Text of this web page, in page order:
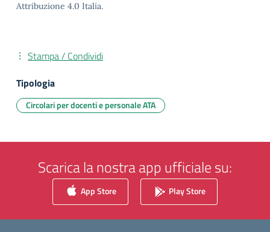
Attribuzione 4.0 Italia.
Stampa / Condividi
Tipologia
Circolari per docenti e personale ATA
Scarica la nostra app ufficiale su:
App Store Play Store